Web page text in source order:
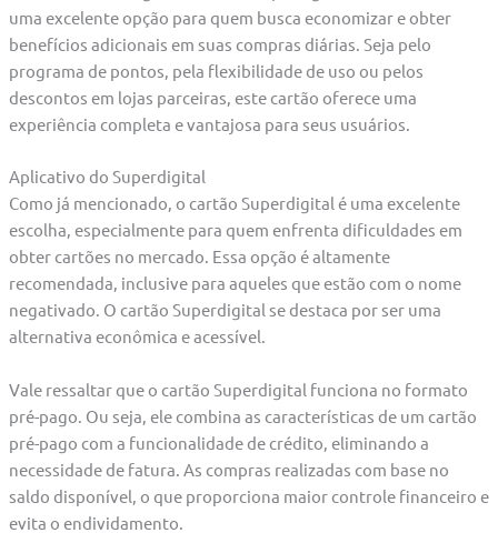
uma excelente opção para quem busca economizar e obter
benefícios adicionais em suas compras diárias. Seja pelo
programa de pontos, pela flexibilidade de uso ou pelos
descontos em lojas parceiras, este cartão oferece uma
experiência completa e vantajosa para seus usuários.
Aplicativo do Superdigital
Como já mencionado, o cartão Superdigital é uma excelente
escolha, especialmente para quem enfrenta dificuldades em
obter cartões no mercado. Essa opção é altamente
recomendada, inclusive para aqueles que estão com o nome
negativado. O cartão Superdigital se destaca por ser uma
alternativa econômica e acessível.
Vale ressaltar que o cartão Superdigital funciona no formato
pré-pago. Ou seja, ele combina as características de um cartão
pré-pago com a funcionalidade de crédito, eliminando a
necessidade de fatura. As compras realizadas com base no
saldo disponível, o que proporciona maior controle financeiro e
evita o endividamento.